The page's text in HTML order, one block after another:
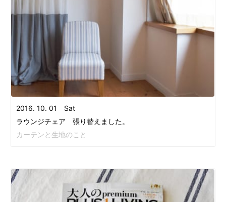
2016. 10. 01 Sat
ラウンジチェア 張り替えました。
カーテンと生地のこと